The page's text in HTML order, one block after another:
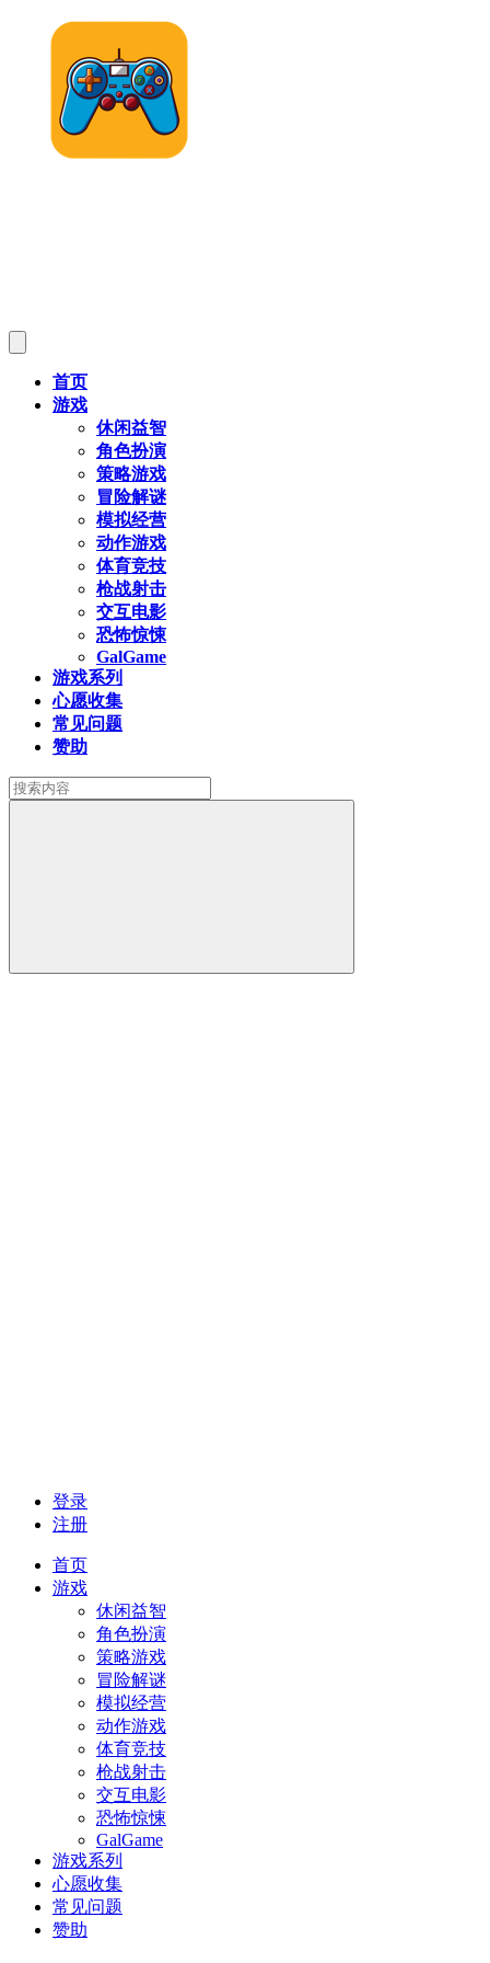
首页
游戏
休闲益智
角色扮演
策略游戏
冒险解谜
模拟经营
动作游戏
体育竞技
枪战射击
交互电影
恐怖惊悚
GalGame
游戏系列
心愿收集
常见问题
赞助
登录
注册
首页
游戏
休闲益智
角色扮演
策略游戏
冒险解谜
模拟经营
动作游戏
体育竞技
枪战射击
交互电影
恐怖惊悚
GalGame
游戏系列
心愿收集
常见问题
赞助